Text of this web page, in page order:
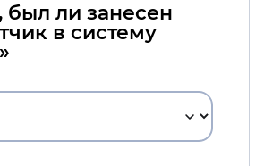
был ли занесен
в систему